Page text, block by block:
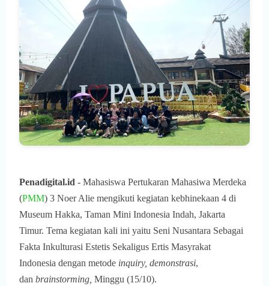
Penadigital.id - Mahasiswa Pertukaran Mahasiwa Merdeka
(PMM) 3 Noer Alie mengikuti kegiatan kebhinekaan 4 di
Museum Hakka, Taman Mini Indonesia Indah, Jakarta
Timur. Tema kegiatan kali ini yaitu Seni Nusantara Sebagai
Fakta Inkulturasi Estetis Sekaligus Ertis Masyrakat
Indonesia dengan metode inquiry, demonstrasi,
danbrainstorming,Minggu (15/10).